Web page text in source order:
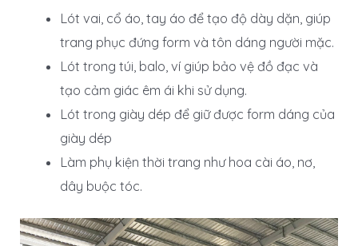
Lót vai, cổ áo, tay áo để tạo độ dày dặn, giúp
trang phục đứng form và tôn dáng người mặc.
Lót trong túi, balo, ví giúp bảo vệ đồ đạc và
tạo cảm giác êm ái khi sử dụng.
Lót trong giày dép để giữ được form dáng của
giày dép
Làm phụ kiện thời trang như hoa cài áo, nơ,
dây buộc tóc.